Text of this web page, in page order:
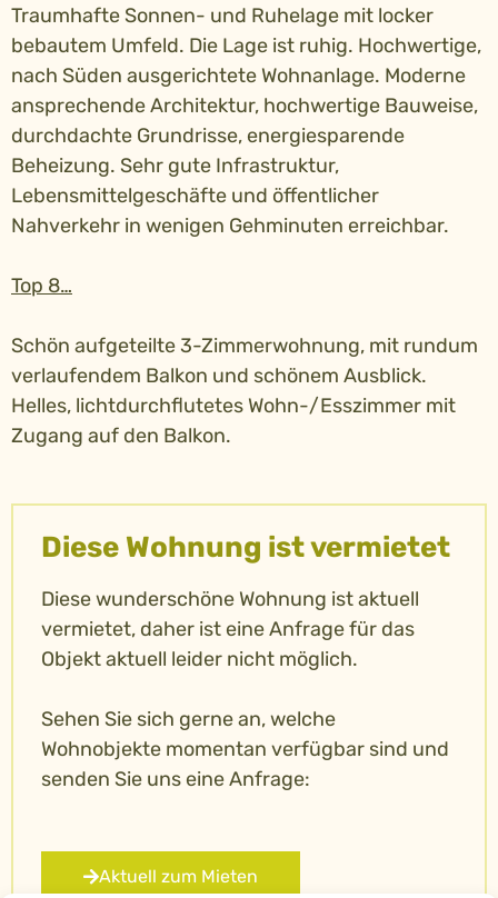
Traumhafte Sonnen- und Ruhelage mit locker
bebautem Umfeld. Die Lage ist ruhig. Hochwertige,
nach Süden ausgerichtete Wohnanlage. Moderne
ansprechende Architektur, hochwertige Bauweise,
durchdachte Grundrisse, energiesparende
Beheizung. Sehr gute Infrastruktur,
Lebensmittelgeschäfte und öffentlicher
Nahverkehr in wenigen Gehminuten erreichbar.
Top 8…
Schön aufgeteilte 3-Zimmerwohnung, mit rundum
verlaufendem Balkon und schönem Ausblick.
Helles, lichtdurchflutetes Wohn-/Esszimmer mit
Zugang auf den Balkon.
Diese Wohnung ist vermietet
Diese wunderschöne Wohnung ist aktuell
vermietet, daher ist eine Anfrage für das
Objekt aktuell leider nicht möglich.
Sehen Sie sich gerne an, welche
Wohnobjekte momentan verfügbar sind und
senden Sie uns eine Anfrage:
Aktuell zum Mieten